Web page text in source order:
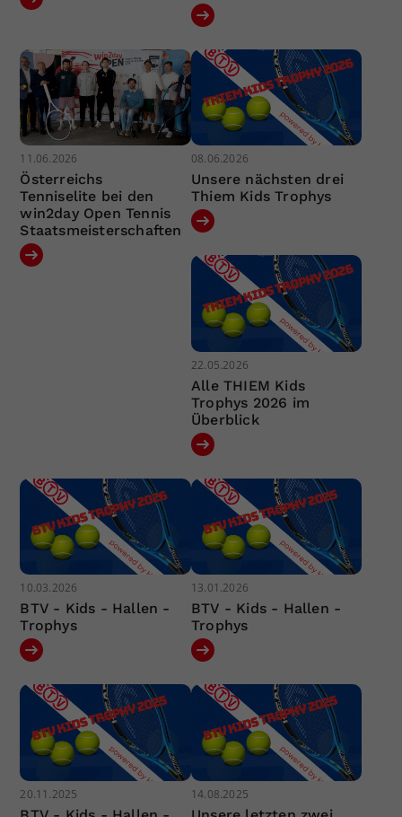
11.06.2026
Österreichs
Tenniselite bei den
win2day Open Tennis
Staatsmeisterschaften
08.06.2026
Unsere nächsten drei
Thiem Kids Trophys
22.05.2026
Alle THIEM Kids
Trophys 2026 im
Überblick
10.03.2026
BTV - Kids - Hallen -
Trophys
13.01.2026
BTV - Kids - Hallen -
Trophys
20.11.2025 14.08.2025